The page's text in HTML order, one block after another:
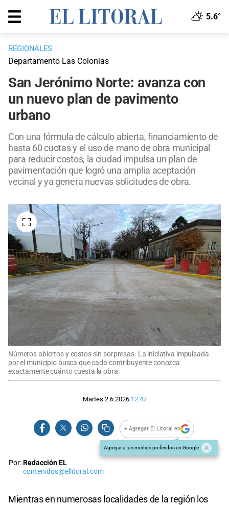
5.6°
REGIONALES
Departamento Las Colonias
San Jerónimo Norte: avanza con
un nuevo plan de pavimento
urbano
Con una fórmula de cálculo abierta, financiamiento de
hasta 60 cuotas y el uso de mano de obra municipal
para reducir costos, la ciudad impulsa un plan de
pavimentación que logró una amplia aceptación
vecinal y ya genera nuevas solicitudes de obra.
Números abiertos y costos sin sorpresas. La iniciativa impulsada
por el municipio busca que cada contribuyente conozca
exactamente cuánto cuesta la obra.
Martes 2.6.2026 12:42
+ Agregar El Litoral en
Agregar a tus medios preferidos en Google
Por:Redacción EL
contenidos@ellitoral.com
Mientras en numerosas localidades de la región los